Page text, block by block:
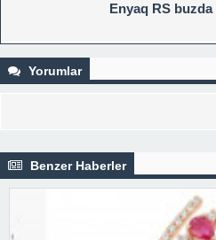
Enyaq RS buzda
Yorumlar
Benzer Haberler